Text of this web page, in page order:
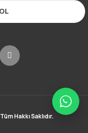
Hakkı Saklıdır.